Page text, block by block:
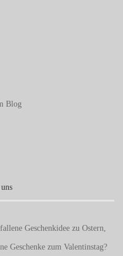
Blog
Geschenkidee zu Ostern,
Geschenke zum Valentinstag?